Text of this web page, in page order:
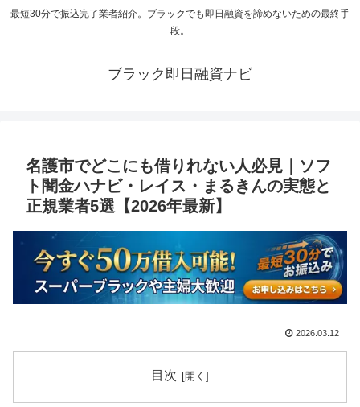
最短30分で振込完了業者紹介。ブラックでも即日融資を諦めないための最終手
段。
ブラック即日融資ナビ
名護市でどこにも借りれない人必見｜ソフ
ト闇金ハナビ・レイス・まるきんの実態と
正規業者5選【2026年最新】
2026.03.12
目次